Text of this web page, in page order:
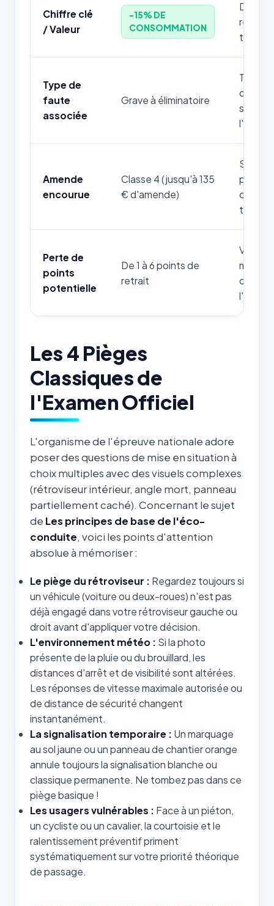
Chiffre clé
/ Valeur
-15% DE
CONSOMMATION
retenir
Type de
faute
associée
Grave à éliminatoire
Toute
cette
stoppe
Amende
encourue
Classe 4 (jusqu'à 135
€ d'amende)
pour
Perte de
points
potentielle
De 1 à 6 points de
retrait
mise
l'ordre.
Les 4 Pièges
Classiques de
l'Examen Officiel
L'organisme de l'épreuve nationale adore
poser des questions de mise en situation à
choix multiples avec des visuels complexes
(rétroviseur intérieur, angle mort, panneau
partiellement caché). Concernant le sujet
de Les principes de base de l'éco-
conduite, voici les points d'attention
absolue à mémoriser :
Le piège du rétroviseur : Regardez toujours si
un véhicule (voiture ou deux-roues) n'est pas
déjà engagé dans votre rétroviseur gauche ou
droit avant d'appliquer votre décision.
L'environnement météo : Si la photo
présente de la pluie ou du brouillard, les
distances d'arrêt et de visibilité sont altérées.
Les réponses de vitesse maximale autorisée ou
de distance de sécurité changent
instantanément.
La signalisation temporaire : Un marquage
au sol jaune ou un panneau de chantier orange
annule toujours la signalisation blanche ou
classique permanente. Ne tombez pas dans ce
piège basique !
Les usagers vulnérables : Face à un piéton,
un cycliste ou un cavalier, la courtoisie et le
ralentissement préventif priment
systématiquement sur votre priorité théorique
de passage.